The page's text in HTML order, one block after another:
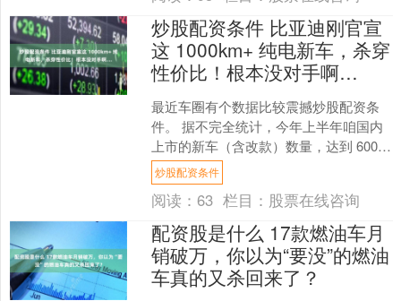
炒股配资条件 比亚迪刚官宣
这 1000km+ 纯电新车，杀穿
性价比！根本没对手啊…
最近车圈有个数据比较震撼炒股配资条
件。 据不完全统计，今年上半年咱国内
上市的新车（含改款）数量，达到 600
多台。 也就是说，差不多每天都有 3 款
新车上线。....
炒股配资条件
阅读：63 栏目： 股票在线咨询
配资股是什么 17款燃油车月
销破万，你以为“要没”的燃油
车真的又杀回来了？